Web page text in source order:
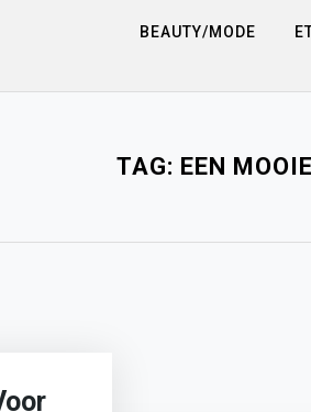
BEAUTY/MODE
TAG: EEN